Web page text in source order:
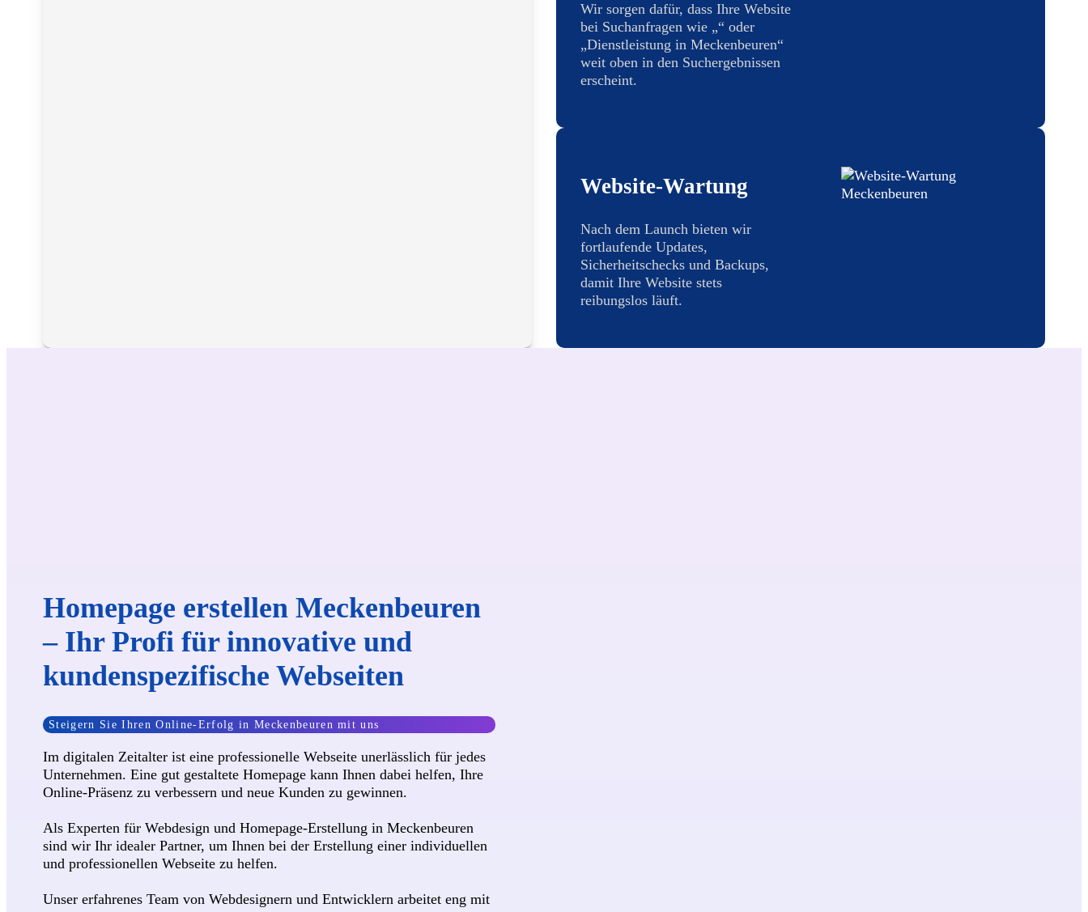
Wir sorgen dafür, dass Ihre Website
bei Suchanfragen wie „“ oder
„Dienstleistung in Meckenbeuren“
weit oben in den Suchergebnissen
erscheint.
Website-Wartung
Nach dem Launch bieten wir
fortlaufende Updates,
Sicherheitschecks und Backups,
damit Ihre Website stets
reibungslos läuft.
Homepage erstellen Meckenbeuren
– Ihr Profi für innovative und
kundenspezifische Webseiten
Steigern Sie Ihren Online-Erfolg in Meckenbeuren mit uns
Im digitalen Zeitalter ist eine professionelle Webseite unerlässlich für jedes
Unternehmen. Eine gut gestaltete Homepage kann Ihnen dabei helfen, Ihre
Online-Präsenz zu verbessern und neue Kunden zu gewinnen.
Als Experten für Webdesign und Homepage-Erstellung in Meckenbeuren
sind wir Ihr idealer Partner, um Ihnen bei der Erstellung einer individuellen
und professionellen Webseite zu helfen.
Unser erfahrenes Team von Webdesignern und Entwicklern arbeitet eng mit